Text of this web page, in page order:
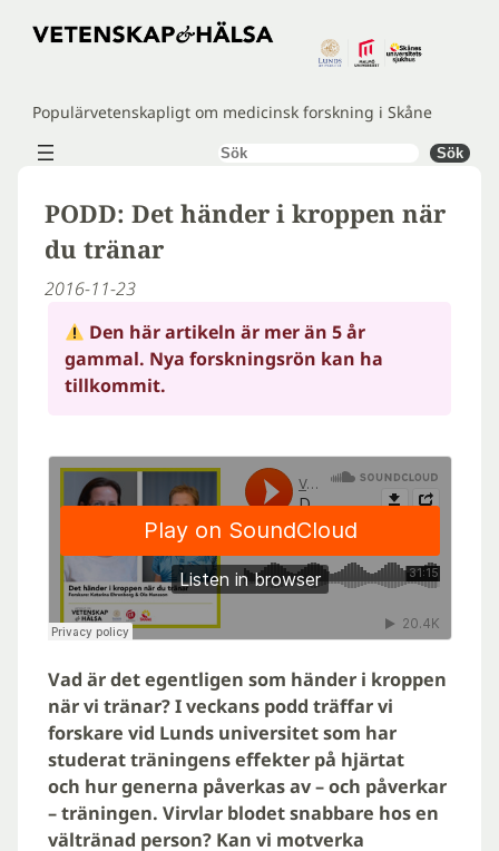
Hoppa
Populärvetenskapligt om medicinsk forskning i Skåne
Sök Sök
PODD: Det händer i kroppen när
du tränar
2016-11-23
Den här artikeln är mer än 5 år
gammal. Nya forskningsrön kan ha
tillkommit.
Vad är det egentligen som händer i kroppen
när vi tränar? I veckans podd träffar vi
forskare vid Lunds universitet som har
studerat träningens effekter på hjärtat
och hur generna påverkas av – och påverkar
– träningen. Virvlar blodet snabbare hos en
vältränad person? Kan vi motverka